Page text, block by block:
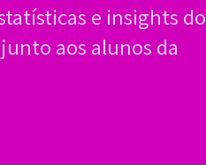
e insights do
aos alunos da